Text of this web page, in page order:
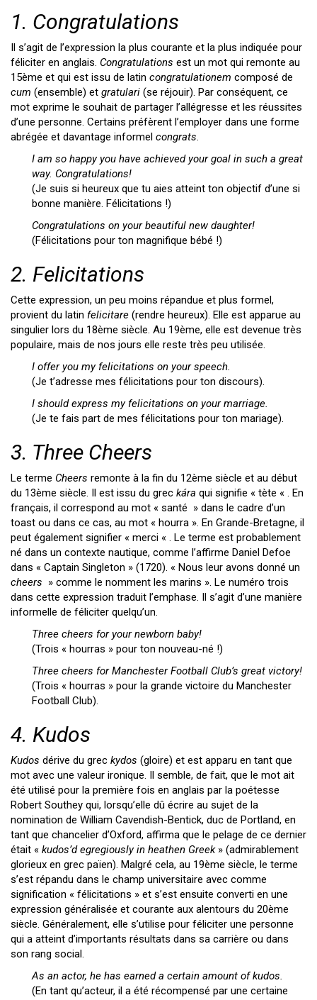
1. Congratulations
Il s’agit de l’expression la plus courante et la plus indiquée pour
féliciter en anglais. Congratulations est un mot qui remonte au
15ème et qui est issu de latin congratulationem composé de
cum (ensemble) et gratulari (se réjouir). Par conséquent, ce
mot exprime le souhait de partager l’allégresse et les réussites
d’une personne. Certains préfèrent l’employer dans une forme
abrégée et davantage informel congrats.
I am so happy you have achieved your goal in such a great
way. Congratulations!
(Je suis si heureux que tu aies atteint ton objectif d’une si
bonne manière. Félicitations !)
Congratulations on your beautiful new daughter!
(Félicitations pour ton magnifique bébé !)
2. Felicitations
Cette expression, un peu moins répandue et plus formel,
provient du latin felicitare (rendre heureux). Elle est apparue au
singulier lors du 18ème siècle. Au 19ème, elle est devenue très
populaire, mais de nos jours elle reste très peu utilisée.
I offer you my felicitations on your speech.
(Je t’adresse mes félicitations pour ton discours).
I should express my felicitations on your marriage.
(Je te fais part de mes félicitations pour ton mariage).
3. Three Cheers
Le terme Cheers remonte à la fin du 12ème siècle et au début
du 13ème siècle. Il est issu du grec kára qui signifie « tète « . En
français, il correspond au mot « santé » dans le cadre d’un
toast ou dans ce cas, au mot « hourra ». En Grande-Bretagne, il
peut également signifier « merci « . Le terme est probablement
né dans un contexte nautique, comme l’affirme Daniel Defoe
dans « Captain Singleton » (1720). « Nous leur avons donné un
cheers » comme le nomment les marins ». Le numéro trois
dans cette expression traduit l’emphase. Il s’agit d’une manière
informelle de féliciter quelqu’un.
Three cheers for your newborn baby!
(Trois « hourras » pour ton nouveau-né !)
Three cheers for Manchester Football Club’s great victory!
(Trois « hourras » pour la grande victoire du Manchester
Football Club).
4. Kudos
Kudos dérive du grec kydos (gloire) et est apparu en tant que
mot avec une valeur ironique. Il semble, de fait, que le mot ait
été utilisé pour la première fois en anglais par la poétesse
Robert Southey qui, lorsqu’elle dû écrire au sujet de la
nomination de William Cavendish-Bentick, duc de Portland, en
tant que chancelier d’Oxford, affirma que le pelage de ce dernier
était « kudos’d egregiously in heathen Greek» (admirablement
glorieux en grec païen). Malgré cela, au 19ème siècle, le terme
s’est répandu dans le champ universitaire avec comme
signification « félicitations » et s’est ensuite converti en une
expression généralisée et courante aux alentours du 20ème
siècle. Généralement, elle s’utilise pour féliciter une personne
qui a atteint d’importants résultats dans sa carrière ou dans
son rang social.
As an actor, he has earned a certain amount of kudos.
(En tant qu’acteur, il a été récompensé par une certaine